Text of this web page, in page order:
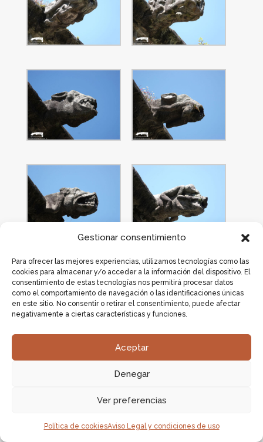
Gestionar consentimiento
Para ofrecer las mejores experiencias, utilizamos tecnologías como las
cookies para almacenar y/o acceder a la información del dispositivo. El
consentimiento de estas tecnologías nos permitirá procesar datos
como el comportamiento de navegación o las identificaciones únicas
en este sitio. No consentir o retirar el consentimiento, puede afectar
negativamente a ciertas características y funciones.
Aceptar
Denegar
Ver preferencias
Política de cookiesAviso Legal y condiciones de uso